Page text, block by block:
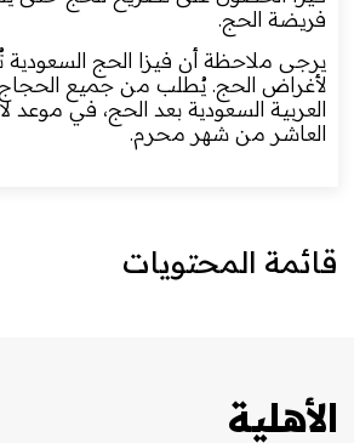
فريضة الحج.
يرجى ملاحظة أن فيزا الحج
لأغراض الحج. يُطلب من جميع الحجاج
العربية السعودية بعد الحج، في موعد لا
العاشر من شهر محرم.
قائمة المحتويات
الأهلية